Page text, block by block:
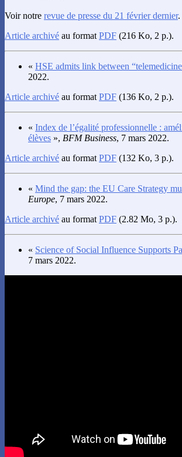
Voir notre revue de presse du 21 février dernier.
Article archivé au format PDF (216 Ko, 2 p.).
« HSE admits link between
2022.
Article archivé au format PDF (136 Ko, 2 p.).
« Index de l’égalité professionnelle :
élèves », BFM Business, 7 mars 2022.
Article archivé au format PDF (132 Ko, 3 p.).
« Mind the gap: the EU Care Strategy
Europe, 7 mars 2022.
Article archivé au format PDF (2.82 Mo, 3 p.).
« Science of Social Influence Supports
7 mars 2022.